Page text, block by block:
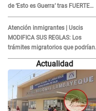
de ‘Esto es Guerra’ tras FUERTE
ENFRENTAMIENTO con Gabriel
Moisés: “Gracias”
Atención inmigrantes | Uscis
MODIFICA SUS REGLAS: Los
trámites migratorios que podrían
necesitar tu prueba de ADN
Actualidad